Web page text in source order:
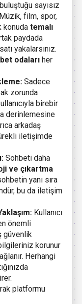
sayısız
film, spor,
konuda temalı
paydada
yakalarsınız.
odaları her
Sadece
zorunda
birebir
derinlemesine
arkadaş
iletişimde
Sohbeti daha
ve çıkartma
yanı sıra
bu da iletişim
Kullanıcı
önemli
güvenlik
korunur
Herhangi
platformu